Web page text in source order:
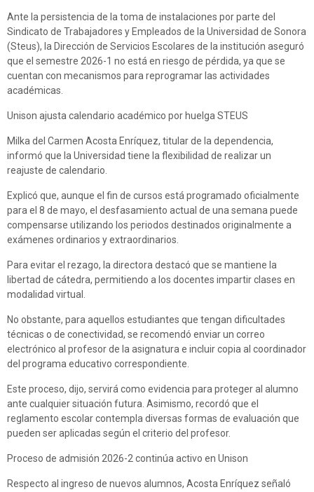
Ante la persistencia de la toma de instalaciones por parte del
Sindicato de Trabajadores y Empleados de la Universidad de Sonora
(Steus), la Dirección de Servicios Escolares de la institución aseguró
que el semestre 2026-1 no está en riesgo de pérdida, ya que se
cuentan con mecanismos para reprogramar las actividades
académicas.
Unison ajusta calendario académico por huelga STEUS
Milka del Carmen Acosta Enríquez, titular de la dependencia,
informó que la Universidad tiene la flexibilidad de realizar un
reajuste de calendario.
Explicó que, aunque el fin de cursos está programado oficialmente
para el 8 de mayo, el desfasamiento actual de una semana puede
compensarse utilizando los periodos destinados originalmente a
exámenes ordinarios y extraordinarios.
Para evitar el rezago, la directora destacó que se mantiene la
libertad de cátedra, permitiendo a los docentes impartir clases en
modalidad virtual.
No obstante, para aquellos estudiantes que tengan dificultades
técnicas o de conectividad, se recomendó enviar un correo
electrónico al profesor de la asignatura e incluir copia al coordinador
del programa educativo correspondiente.
Este proceso, dijo, servirá como evidencia para proteger al alumno
ante cualquier situación futura. Asimismo, recordó que el
reglamento escolar contempla diversas formas de evaluación que
pueden ser aplicadas según el criterio del profesor.
Proceso de admisión 2026-2 continúa activo en Unison
Respecto al ingreso de nuevos alumnos, Acosta Enríquez señaló